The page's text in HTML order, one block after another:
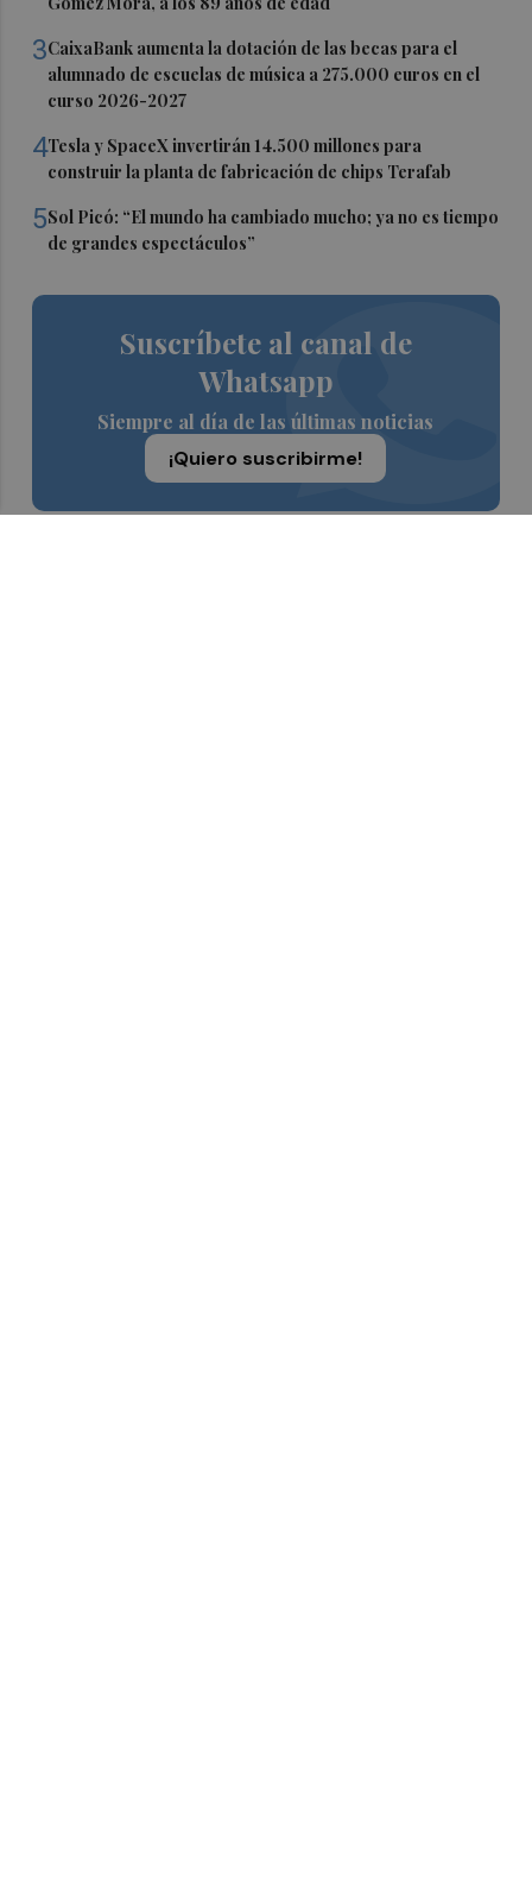
3CaixaBank aumenta la dotación de las becas para el
alumnado de escuelas de música a 275.000 euros en el
curso 2026-2027
4Tesla y SpaceX invertirán 14.500 millones para
construir la planta de fabricación de chips Terafab
5Sol Picó: “El mundo ha cambiado mucho; ya no es tiempo
de grandes espectáculos”
Suscríbete al canal de
Whatsapp
Siempre al día de las últimas noticias
¡Quiero suscribirme!